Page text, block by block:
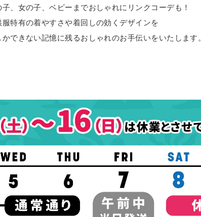
、女の子、ベビーまでおしゃれにリンクコーデも！
特有の着やすさや着回しの効くデザインを
できない記憶に残るおしゃれのお手伝いをいたします。